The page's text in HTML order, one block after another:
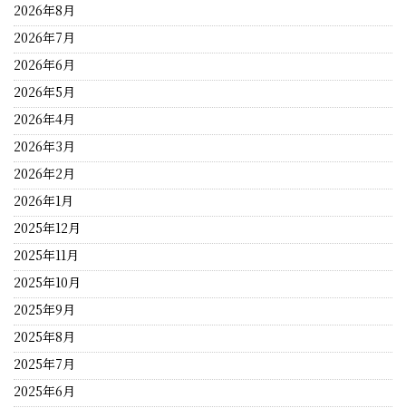
2026年8月
2026年7月
2026年6月
2026年5月
2026年4月
2026年3月
2026年2月
2026年1月
2025年12月
2025年11月
2025年10月
2025年9月
2025年8月
2025年7月
2025年6月